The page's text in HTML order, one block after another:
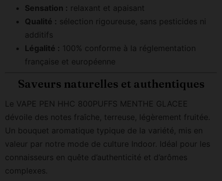
Sensation : relaxant et apaisant
Qualité : sélection rigoureuse, sans pesticides ni
additifs
Légalité : 100% conforme à la réglementation
française et européenne
Saveurs naturelles et authentiques
Le VAPE PEN HHC 800PUFFS MENTHE GLACEE
dévoile des notes fraîche, terreuse, légèrement fruitée.
Un bouquet aromatique typique de la variété, mis en
valeur par notre mode de culture Indoor. Idéal pour les
connaisseurs en quête d’authenticité et d’arômes
complexes.